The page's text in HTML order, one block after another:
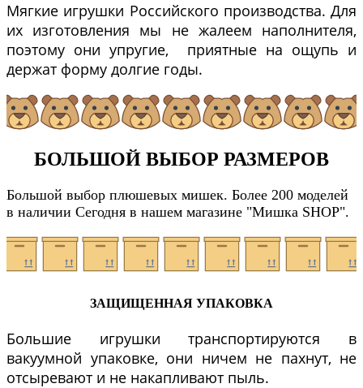
Мягкие игрушки Российского производства. Для
их изготовления мы не жалеем наполнителя,
поэтому они упругие, приятные на ощупь и
держат форму долгие годы.
БОЛЬШОЙ ВЫБОР РАЗМЕРОВ
Большой выбор плюшевых мишек. Более 200 моделей
в наличии Сегодня в нашем магазине "Мишка SHOP".
ЗАЩИЩЕННАЯ УПАКОВКА
Большие игрушки транспортируются в
вакуумной упаковке, они ничем не пахнут, не
отсыревают и не накапливают пыль.